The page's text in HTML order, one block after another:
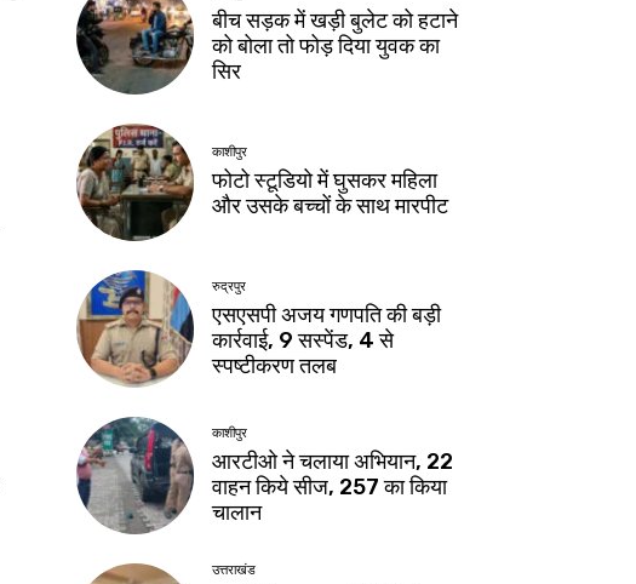
बीच सड़क में खड़ी बुलेट को हटाने
को बोला तो फोड़ दिया युवक का
सिर
काशीपुर
फोटो स्टूडियो में घुसकर महिला
और उसके बच्चों के साथ मारपीट
रुद्रपुर
एसएसपी अजय गणपति की बड़ी
कार्रवाई, 9 सस्पेंड, 4 से
स्पष्टीकरण तलब
काशीपुर
आरटीओ ने चलाया अभियान, 22
वाहन किये सीज, 257 का किया
चालान
उत्तराखंड